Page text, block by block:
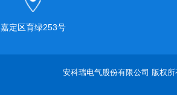
嘉定区育绿253号
安科瑞电气股份有限公司 版权